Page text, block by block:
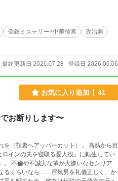
こへ行き着くのか、予測もしないまま
タジー的要素・超自然的要素は登場しま
倒叙ミステリー×中華後宮
政治劇
最終更新日 2026.07.28 登録日 2026.06.06
お気に入り追加 41
お断りします〜
へアッパーカット）」 高熱から目
インの夫を寝取る愛人役』に転生してい
。 不倫や不誠実な輩が大嫌いなセシリア